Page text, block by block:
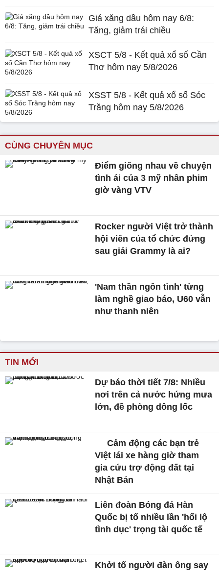
Giá xăng dầu hôm nay 6/8:
Tăng, giảm trái chiều
XSCT 5/8 - Kết quả xổ số Cần
Thơ hôm nay 5/8/2026
XSST 5/8 - Kết quả xổ số Sóc
Trăng hôm nay 5/8/2026
CÙNG CHUYÊN MỤC
Điểm giống nhau về chuyện
tình ái của 3 mỹ nhân phim
giờ vàng VTV
Rocker người Việt trở thành
hội viên của tổ chức đứng
sau giải Grammy là ai?
'Nam thần ngôn tình' từng
làm nghề giao báo, U60 vẫn
như thanh niên
TIN MỚI
Dự báo thời tiết 7/8: Nhiều
nơi trên cả nước hứng mưa
lớn, đề phòng dông lốc
Cảm động các bạn trẻ
Việt lái xe hàng giờ tham
gia cứu trợ động đất tại
Nhật Bản
Liên đoàn Bóng đá Hàn
Quốc bị tố nhiều lần 'hối lộ
tình dục' trọng tài quốc tế
Khởi tố người đàn ông say